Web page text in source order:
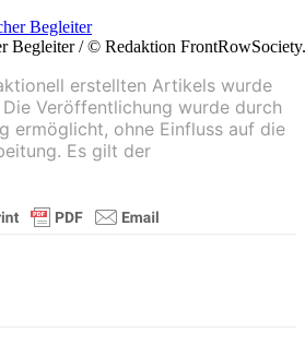
Begleiter / © Redaktion
erstellten Artikels wurde
Veröffentlichung wurde durch
ermöglicht, ohne Einfluss auf die
Es gilt der